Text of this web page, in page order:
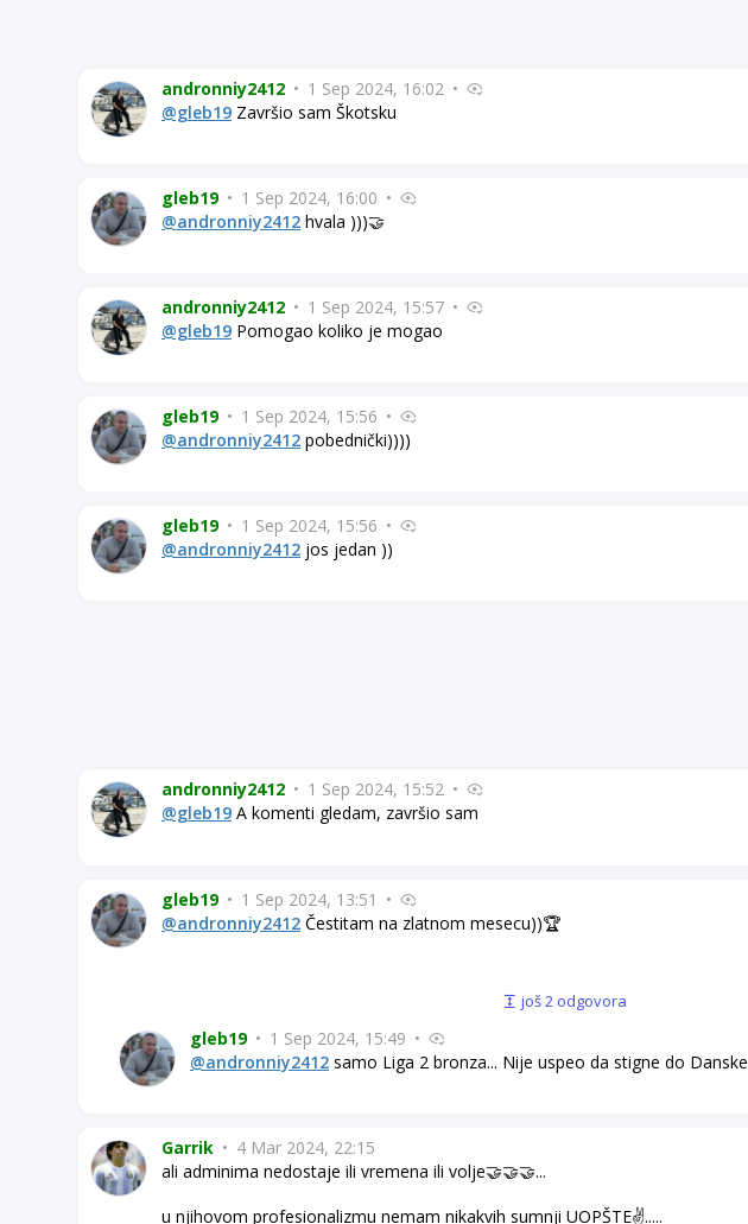
andronniy2412 • 1 Sep 2024, 16:02 •
@gleb19 Završio sam Škotsku
gleb19 • 1 Sep 2024, 16:00 •
@andronniy2412 hvala )))🤝
andronniy2412 • 1 Sep 2024, 15:57 •
@gleb19 Pomogao koliko je mogao
gleb19 • 1 Sep 2024, 15:56 •
@andronniy2412 pobednički))))
gleb19 • 1 Sep 2024, 15:56 •
@andronniy2412 jos jedan ))
andronniy2412 • 1 Sep 2024, 15:52 •
@gleb19 A komenti gledam, završio sam
gleb19 • 1 Sep 2024, 13:51 •
@andronniy2412 Čestitam na zlatnom mesecu))🏆
još 2 odgovora
gleb19 • 1 Sep 2024, 15:49 •
@andronniy2412 samo Liga 2 bronza... Nije uspeo da stigne do Danske
Garrik • 4 Mar 2024, 22:15
ali adminima nedostaje ili vremena ili volje🤝🤝🤝...
u njihovom profesionalizmu nemam nikakvih sumnji UOPŠTE✌️.....